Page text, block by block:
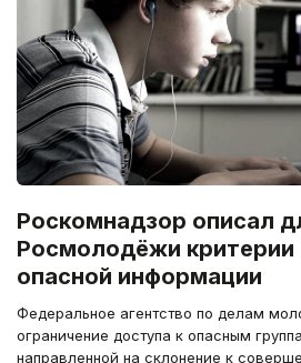
Роскомнадзор описал
Росмолодёжи критерии
опасной информации
Федеральное агентство по делам
ограничение доступа к опасным
направленной на склонение к